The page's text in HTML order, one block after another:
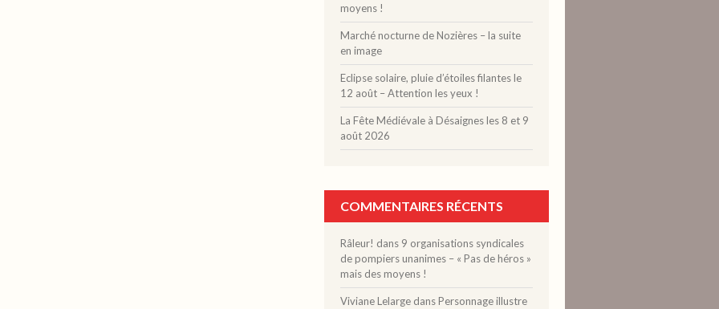
moyens !
Marché nocturne de Nozières – la suite
en image
Eclipse solaire, pluie d’étoiles filantes le
12 août – Attention les yeux !
La Fête Médiévale à Désaignes les 8 et 9
août 2026
COMMENTAIRES RÉCENTS
Râleur! dans 9 organisations syndicales
de pompiers unanimes – « Pas de héros »
mais des moyens !
Viviane Lelarge dansPersonnage illustre